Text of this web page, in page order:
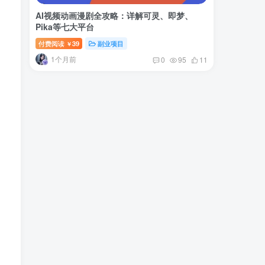
AI视频动画漫剧全攻略：详解可灵、即梦、
Pika等七大平台
付费阅读 ￥39 副业项目
1个月前 0 95 11